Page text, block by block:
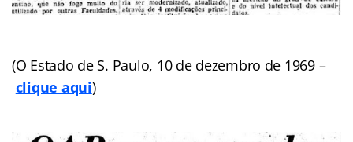
(O Estado de S. Paulo, 10 de dezembro de 1969 –
clique aqui)